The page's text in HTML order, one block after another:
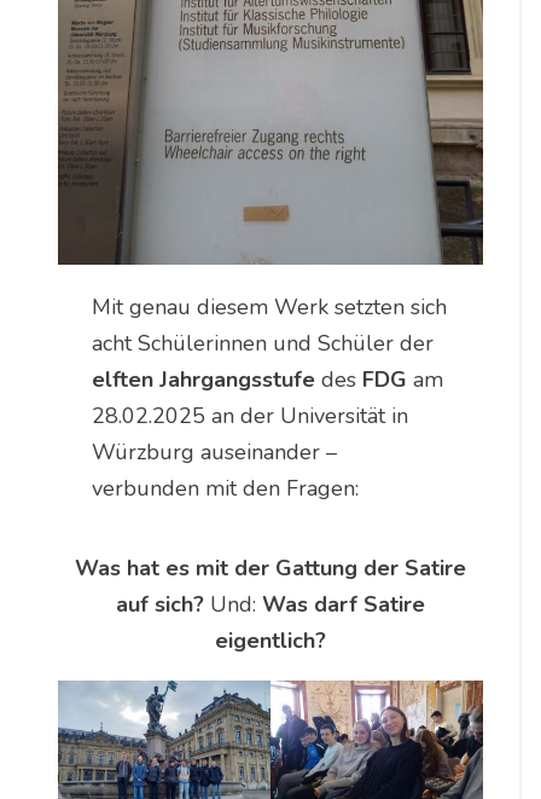
Mit genau diesem Werk setzten sich
acht Schülerinnen und Schüler der
elften Jahrgangsstufe des FDGam
28.02.2025 an der Universität in
Würzburg auseinander –
verbunden mit den Fragen:
Was hat es mit der Gattung der Satire
auf sich? Und: Was darf Satire
eigentlich?